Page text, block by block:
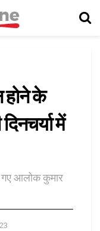
होने के
में
गए आलोक कुमार